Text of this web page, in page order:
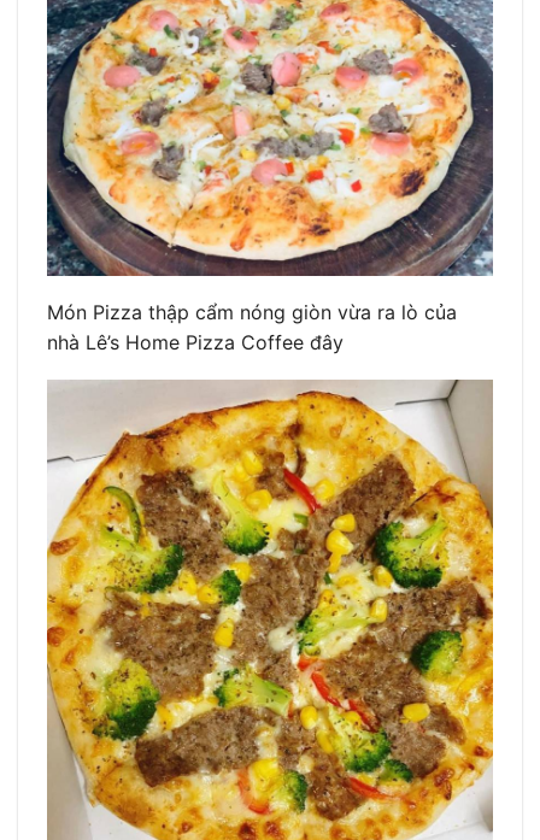
Món Pizza thập cẩm nóng giòn vừa ra lò của
nhà Lê’s Home Pizza Coffee đây